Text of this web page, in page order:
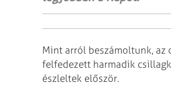
Mint arról beszámoltunk, az
felfedezett harmadik
észleltek először.